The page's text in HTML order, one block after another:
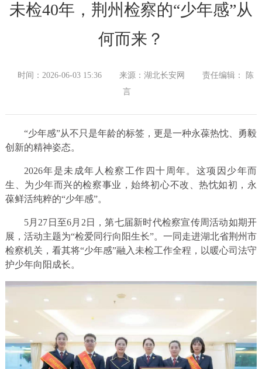
未检40年，荆州检察的“少年感”从
何而来？
时间：2026-06-03 15:36 来源：湖北长安网
责任编辑： 陈
言
“少年感”从不只是年龄的标签，更是一种永葆热忱、勇毅
创新的精神姿态。
2026年是未成年人检察工作四十周年。这项因少年而
生、为少年而兴的检察事业，始终初心不改、热忱如初，永
葆鲜活纯粹的“少年感”。
5月27日至6月2日，第七届新时代检察宣传周活动如期开
展，活动主题为“检爱同行向阳生长”。一同走进湖北省荆州市
检察机关，看其将“少年感”融入未检工作全程，以暖心司法守
护少年向阳成长。